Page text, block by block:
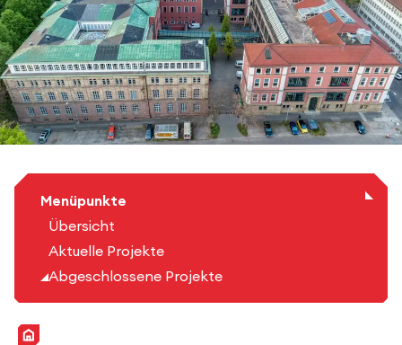
Menüpunkte
Übersicht
Aktuelle Projekte
Abgeschlossene Projekte
Startseite